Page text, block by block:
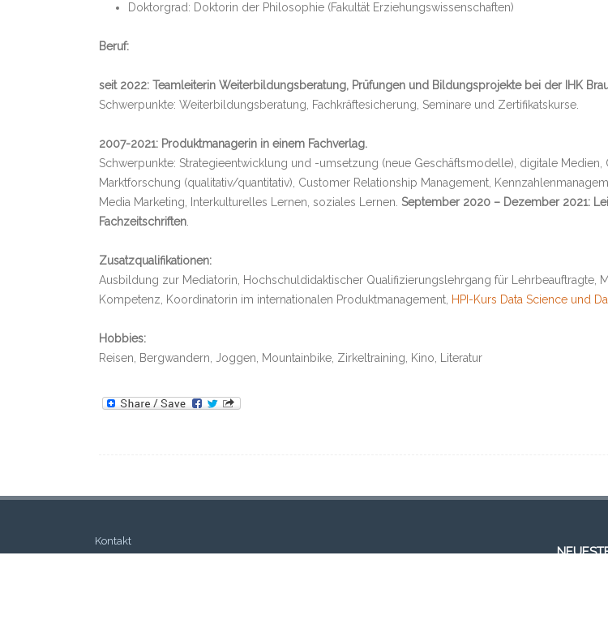
Doktorgrad: Doktorin der Philosophie (Fakultät Erziehungswissenschaften)
Beruf:
seit 2022: Teamleiterin Weiterbildungsberatung, Prüfungen und Bildungsprojekte bei der IHK
Schwerpunkte: Weiterbildungsberatung, Fachkräftesicherung, Seminare und Zertifikatskurse.
2007-2021: Produktmanagerin in einem Fachverlag.
Schwerpunkte: Strategieentwicklung und -umsetzung (neue Geschäftsmodelle), digitale Medien,
Marktforschung (qualitativ/quantitativ), Customer Relationship Management,
Media Marketing, Interkulturelles Lernen, soziales Lernen. September 2020 – Dezember 2021:
Fachzeitschriften
Zusatzqualifikationen:
Ausbildung zur Mediatorin, Hochschuldidaktischer Qualifizierungslehrgang für Lehrbeauftragte,
Kompetenz, Koordinatorin im internationalen Produktmanagement, HPI-Kurs Data Science und
Hobbies:
Reisen, Bergwandern, Joggen, Mountainbike, Zirkeltraining, Kino, Literatur
Kontakt